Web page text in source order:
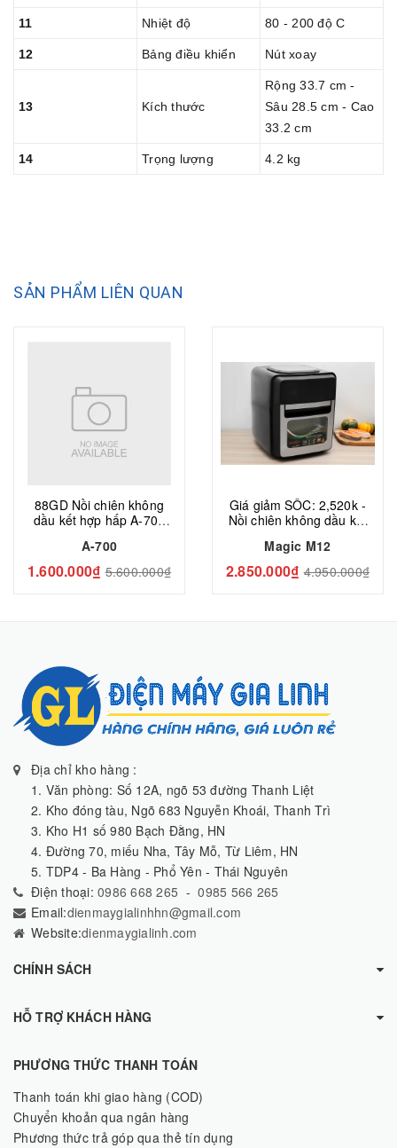
11 Nhiệt độ 80 - 200 độ C
12 Bảng điều khiển Nút xoay
13 Kích thước
Rộng 33.7 cm -
Sâu 28.5 cm - Cao
33.2 cm
14 Trọng lượng 4.2 kg
SẢN PHẨM LIÊN QUAN
88GD Nồi chiên không
dầu kết hợp hấp A-700
A-700
1.600.000₫ 5.600.000₫
Giá giảm SỐC: 2,520k -
Nồi chiên không dầu kết
Magic Eco
Magic M12
2.850.000₫ 4.950.000₫
Địa chỉ kho hàng :
1. Văn phòng: Số 12A, ngõ 53 đường Thanh Liệt
2. Kho đóng tàu, Ngõ 683 Nguyễn Khoái, Thanh Trì
3. Kho H1 số 980 Bạch Đằng, HN
4. Đường 70, miếu Nha, Tây Mỗ, Từ Liêm, HN
5. TDP4 - Ba Hàng - Phổ Yên - Thái Nguyên
Điện thoại: 0986 668 265 -0985 566 265
Email:dienmaygialinhhn@gmail.com
Website:dienmaygialinh.com
CHÍNH SÁCH
HỖ TRỢ KHÁCH HÀNG
PHƯƠNG THỨC THANH TOÁN
Thanh toán khi giao hàng (COD)
Chuyển khoản qua ngân hàng
Phương thức trả góp qua thẻ tín dụng